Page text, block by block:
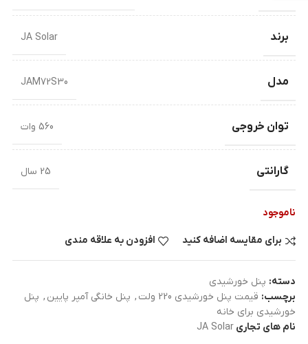
برند JA Solar
مدل JAM72S30
توان خروجی 560 وات
گارانتی 25 سال
ناموجود
برای مقایسه اضافه کنید افزودن به علاقه مندی
دسته: پنل خورشیدی
برچسب: قیمت پنل خورشیدی 220 ولت , پنل خانگی آمپر پایین , پنل
خورشیدی برای خانه
نام های تجاری JA Solar